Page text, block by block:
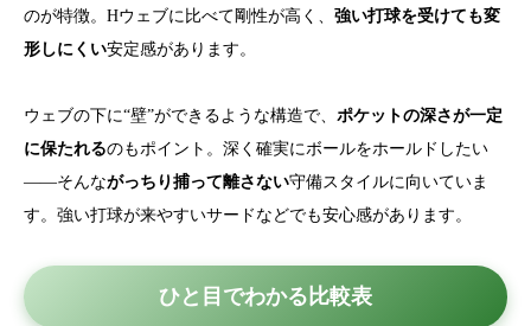
のが特徴。Hウェブに比べて剛性が高く、 強い打球を受けても変
形しにくい安定感があります。
ウェブの下に“壁”ができるような構造で、 ポケットの深さが一定
に保たれるのもポイント。深く確実にボールをホールドしたい
——そんながっちり捕って離さない守備スタイルに向いていま
す。強い打球が来やすいサードなどでも安心感があります。
ひと目でわかる比較表